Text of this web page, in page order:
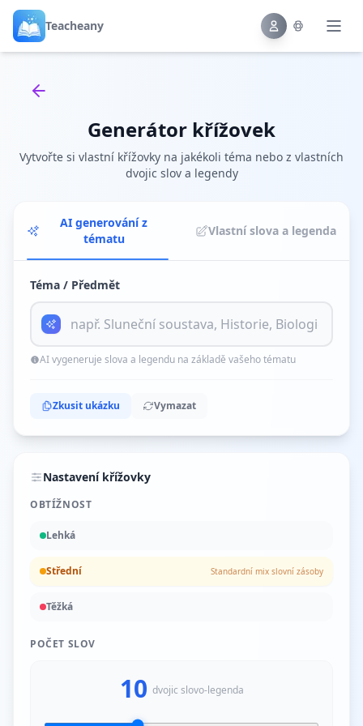
Teacheany
Back to tools
Generátor křížovek
Vytvořte si vlastní křížovky na jakékoli téma nebo z vlastních
dvojic slov a legendy
AI generování z
tématu
Vlastní slova a legenda
Téma / Předmět
AI vygeneruje slova a legendu na základě vašeho tématu
Zkusit ukázku Vymazat
Nastavení křížovky
OBTÍŽNOST
Lehká
Střední Standardní mix slovní zásoby
Těžká
POČET SLOV
10 dvojic slovo-legenda